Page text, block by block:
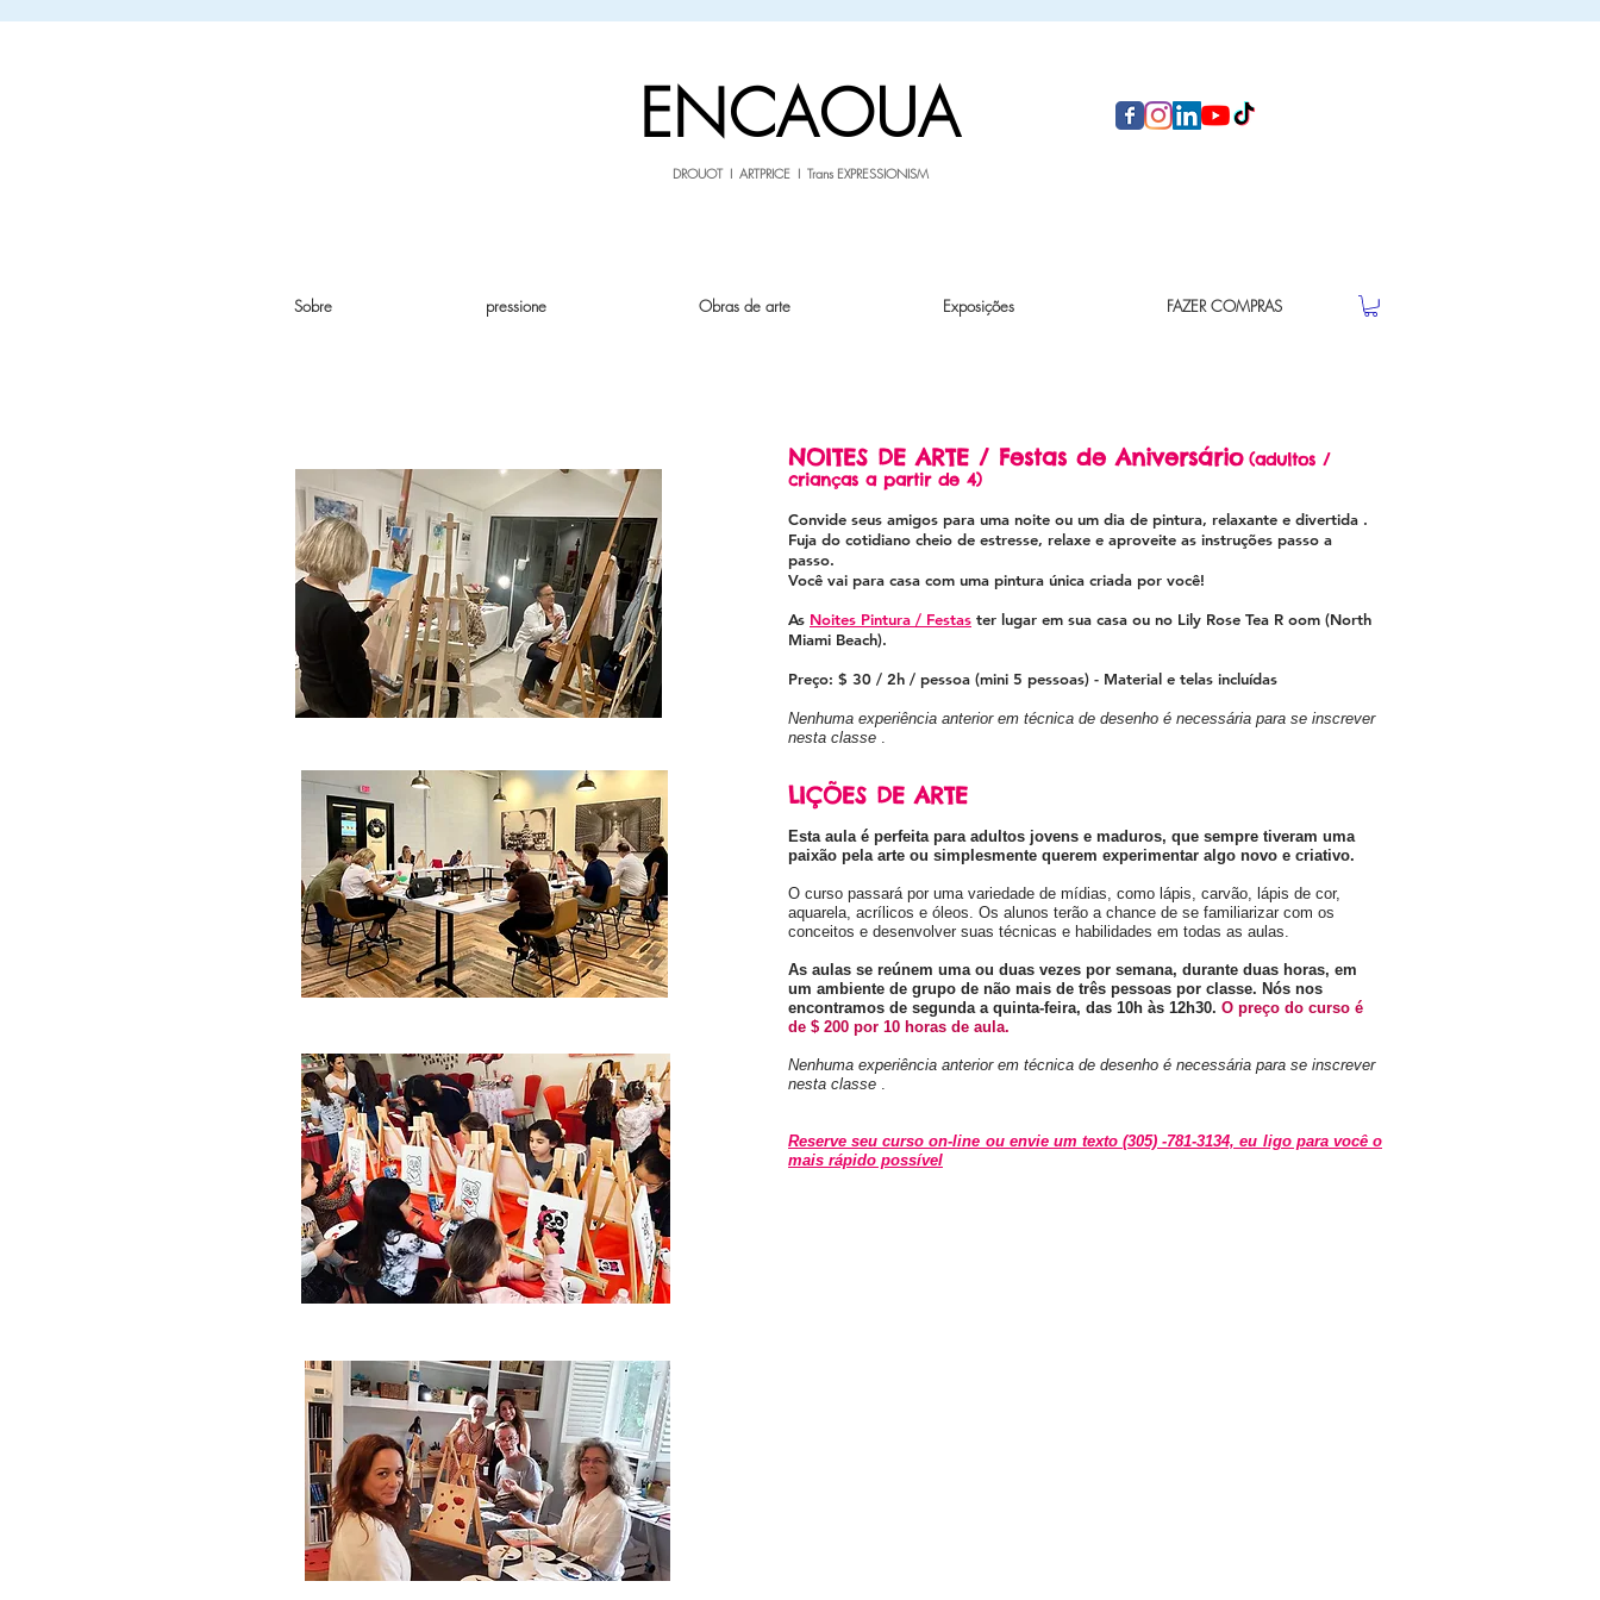
ENCAOUA
DROUOT I ARTPRICE I Trans EXPRESSIONISM
Sobre pressione Obras de arte Exposições FAZER COMPRAS
NOITES DE ARTE / Festas de Aniversário (adultos /
crianças a partir de 4)
Convide seus amigos para uma noite ou um dia de pintura, relaxante e divertida .
Fuja do cotidiano cheio de estresse, relaxe e aproveite as instruções passo a
passo.
Você vai para casa com uma pintura única criada por você!
As Noites Pintura / Festas ter lugar em sua casa ou no Lily Rose Tea R oom (North
Miami Beach).
Preço: $ 30 / 2h / pessoa (mini 5 pessoas) - Material e telas incluídas
Nenhuma experiência anterior em técnica de desenho é necessária para se inscrever
nesta classe
LIÇÕES DE ARTE
Esta aula é perfeita para adultos jovens e maduros, que sempre tiveram uma
paixão pela arte ou simplesmente querem experimentar algo novo e criativo.
O curso passará por uma variedade de mídias, como lápis, carvão, lápis de cor,
aquarela, acrílicos e óleos. Os alunos terão a chance de se familiarizar com os
conceitos e desenvolver suas técnicas e habilidades em todas as aulas.
As aulas se reúnem uma ou duas vezes por semana, durante duas horas, em
um ambiente de grupo de não mais de três pessoas por classe. Nós nos
encontramos de segunda a quinta-feira, das 10h às 12h30. O preço do curso é
de $ 200 por 10 horas de aula.
Nenhuma experiência anterior em técnica de desenho é necessária para se inscrever
nesta classe
Reserve seu curso on-line ou envie um texto (305) -781-3134, eu ligo para você o
mais rápido possível